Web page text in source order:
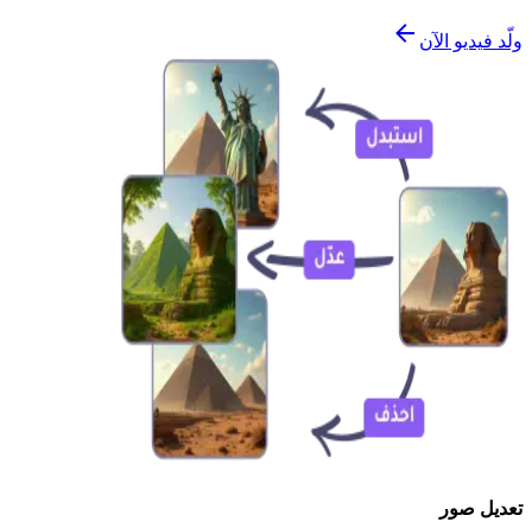
ولّد فيديو الآن
تعديل صور